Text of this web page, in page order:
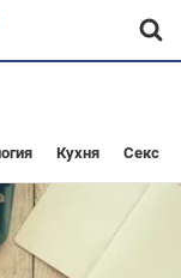
Кухня Секс